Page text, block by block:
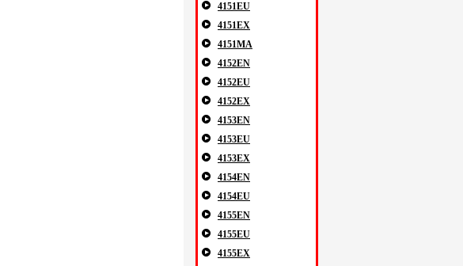
4151EU
4151EX
4151MA
4152EN
4152EU
4152EX
4153EN
4153EU
4153EX
4154EN
4154EU
4155EN
4155EU
4155EX